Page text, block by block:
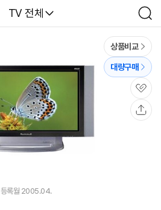
다나와
TV 전체
검
색
상품비교
대량구매
관
심
등록월 2005.04.